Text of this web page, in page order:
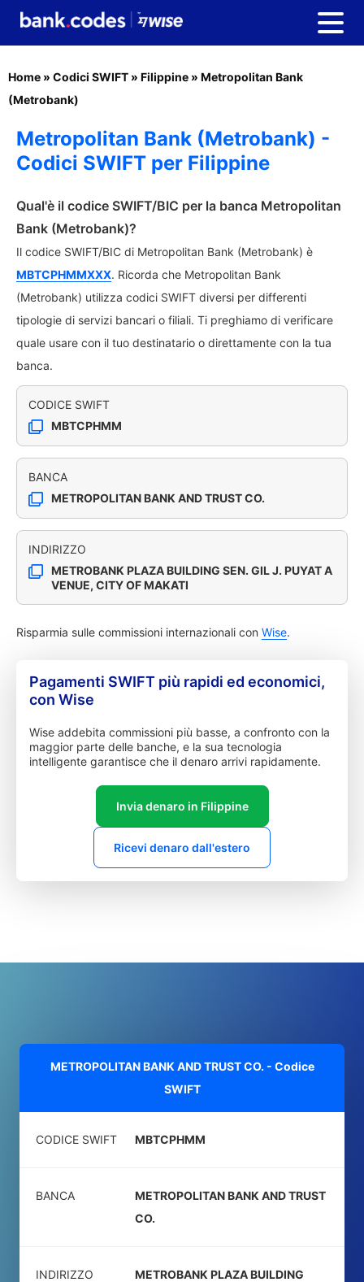
Home » Codici SWIFT » Filippine » Metropolitan Bank
(Metrobank)
Metropolitan Bank (Metrobank) -
Codici SWIFT per Filippine
Qual'è il codice SWIFT/BIC per la banca Metropolitan
Bank (Metrobank)?
Il codice SWIFT/BIC di Metropolitan Bank (Metrobank) è
MBTCPHMMXXX. Ricorda che Metropolitan Bank
(Metrobank) utilizza codici SWIFT diversi per differenti
tipologie di servizi bancari o filiali. Ti preghiamo di verificare
quale usare con il tuo destinatario o direttamente con la tua
banca.
CODICE SWIFT
MBTCPHMM
BANCA
METROPOLITAN BANK AND TRUST CO.
INDIRIZZO
METROBANK PLAZA BUILDING SEN. GIL J. PUYAT A
VENUE, CITY OF MAKATI
Risparmia sulle commissioni internazionali con Wise.
Pagamenti SWIFT più rapidi ed economici,
con Wise
Wise addebita commissioni più basse, a confronto con la
maggior parte delle banche, e la sua tecnologia
intelligente garantisce che il denaro arrivi rapidamente.
Invia denaro in Filippine
Ricevi denaro dall'estero
METROPOLITAN BANK AND TRUST CO. - Codice
SWIFT
CODICE SWIFT MBTCPHMM
BANCA
METROPOLITAN BANK AND TRUST
CO.
INDIRIZZO
METROBANK PLAZA BUILDING